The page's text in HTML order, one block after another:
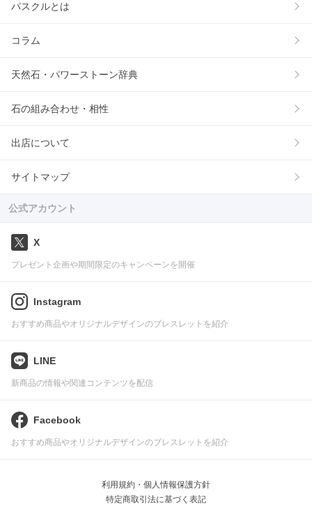
パスクルとは
コラム
天然石・パワーストーン辞典
石の組み合わせ・相性
出店について
サイトマップ
公式アカウント
X
プレゼント企画や期間限定のキャンペーンを開催
Instagram
おすすめ商品やオリジナルデザインのブレスレットを紹介
LINE
新商品の情報や関連コンテンツを配信
Facebook
おすすめ商品やオリジナルデザインのブレスレットを紹介
利用規約・個人情報保護方針
特定商取引法に基づく表記